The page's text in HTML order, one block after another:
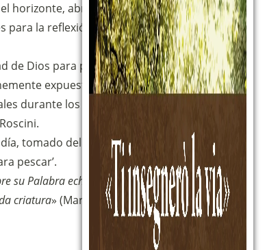
horizonte, abriendo para la asamblea un
la reflexión. La Adoración Eucarística
de Dios para preparar a la asamblea al paso
expuesto.
durante los próximos tres años: Andrea
tomado del Evangelio de Lucas, resultó
pescar’.
su Palabra echaré las redes» y corresponda
criatura» (Marcos, 16.15).